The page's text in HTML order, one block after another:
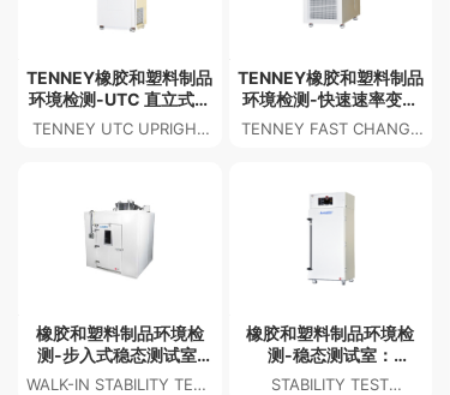
TENNEY橡胶和塑料制品
环境检测-UTC 直立式温
湿度测试箱
TENNEY UTC UPRIGHT
CHAMBERS
TENNEY橡胶和塑料制品
环境检测-快速速率变化
测试室
TENNEY FAST CHANGE
橡胶和塑料制品环境检
测-步入式稳态测试室:
LUNAIRE WSS
WALK-IN STABILITY TEST
橡胶和塑料制品环境检
测-稳态测试室：
LUNAIRE CEO
STABILITY TEST